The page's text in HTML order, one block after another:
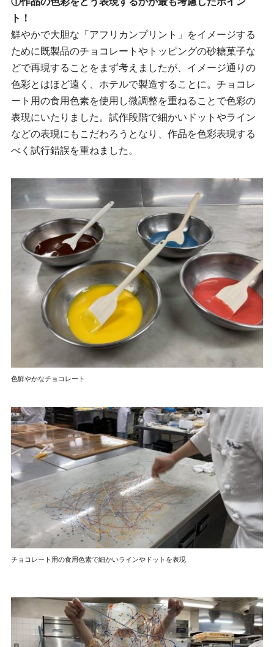
ト！
鮮やかで大胆な「アフリカンプリント」をイメージする
ために既製品のチョコレートやトッピングの砂糖菓子な
どで再現することをまず考えましたが、イメージ通りの
色彩とはほど遠く、ホテルで製造することに。チョコレ
ート用の食用色素を使用し微調整を重ねることで色彩の
表現にいたりました。試作段階で細かいドットやライン
などの表現にもこだわろうとなり、作品を色彩表現する
べく試行錯誤を重ねました。
色鮮やかなチョコレート
チョコレート用の食用色素で細かいラインやドットを表現